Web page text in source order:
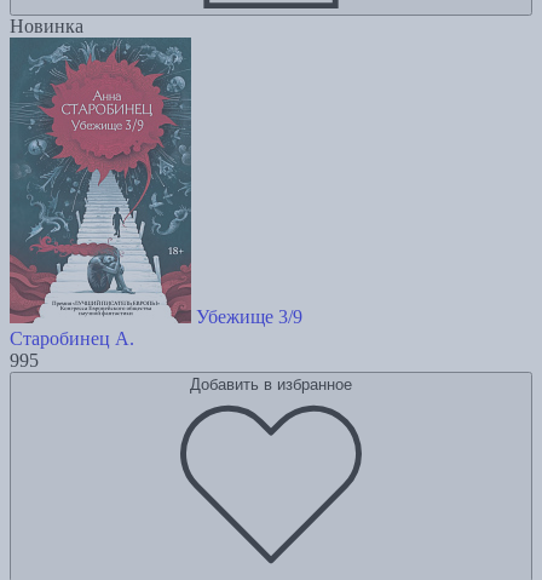
Новинка
Убежище 3/9
Старобинец А.
995
Добавить в избранное